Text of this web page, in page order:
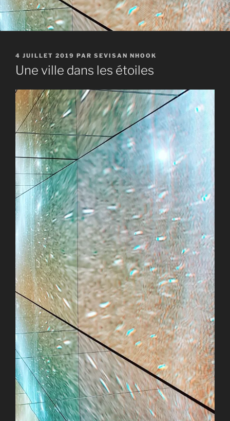
PUBLIÉ
LE
4 JUILLET 2019 PAR SEVISAN NHOOK
Une ville dans les étoiles